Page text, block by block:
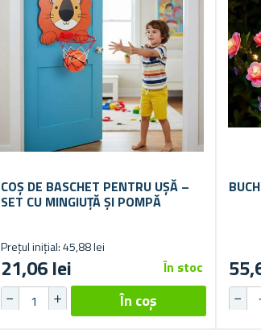
COȘ DE BASCHET PENTRU UȘĂ –
SET CU MINGIUȚĂ ȘI POMPĂ
Prețul inițial: 45,88 lei
21,06 lei În stoc